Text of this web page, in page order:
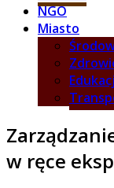
NGO
Miasto
w ręce